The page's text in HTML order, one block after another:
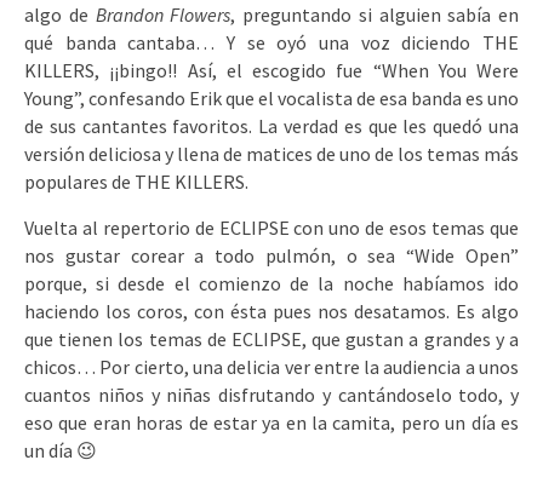
algo de Brandon Flowers, preguntando si alguien sabía en
qué banda cantaba… Y se oyó una voz diciendo THE
KILLERS, ¡¡bingo!! Así, el escogido fue “When You Were
Young”, confesando Erik que el vocalista de esa banda es uno
de sus cantantes favoritos. La verdad es que les quedó una
versión deliciosa y llena de matices de uno de los temas más
populares de THE KILLERS.
Vuelta al repertorio de ECLIPSE con uno de esos temas que
nos gustar corear a todo pulmón, o sea “Wide Open”
porque, si desde el comienzo de la noche habíamos ido
haciendo los coros, con ésta pues nos desatamos. Es algo
que tienen los temas de ECLIPSE, que gustan a grandes y a
chicos… Por cierto, una delicia ver entre la audiencia a unos
cuantos niños y niñas disfrutando y cantándoselo todo, y
eso que eran horas de estar ya en la camita, pero un día es
un día 😉